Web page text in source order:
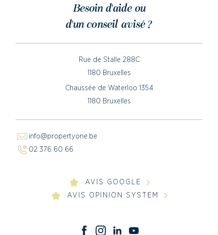
Besoin d'aide ou
d'un conseil avisé ?
Rue de Stalle 288C
1180 Bruxelles
Chaussée de Waterloo 1354
1180 Bruxelles
info@propertyone.be
02 376 60 66
AVIS GOOGLE
AVIS OPINION SYSTEM